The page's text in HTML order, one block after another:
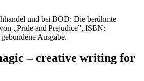
und bei BOD: Die berühmte
„Pride and Prejudice”, ISBN:
Ausgabe.
– creative writing for